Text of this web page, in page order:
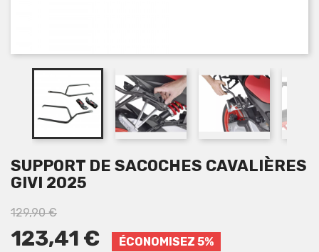
SUPPORT DE SACOCHES CAVALIÈRES
GIVI 2025
129,90 €
123,41 € ÉCONOMISEZ 5%